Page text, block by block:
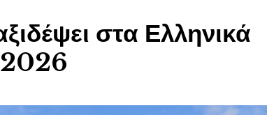
στα Ελληνικά
2026